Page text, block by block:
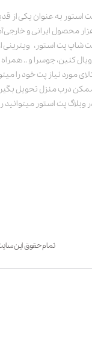
محصول ایرانی و
شاپ پت استور، ویترینی
کنین، جوسرا و ..
مورد نیاز پت خود را
درب منزل تحویل
وبلاگ پت استور
تمام حقوق این